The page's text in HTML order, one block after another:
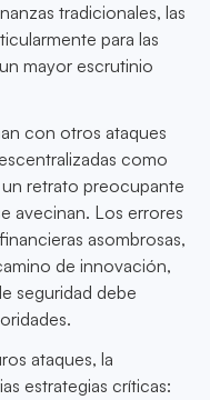
tradicionales, las
para las
mayor escrutinio
con otros ataques
como
retrato preocupante
avecinan. Los errores
asombrosas,
de innovación,
seguridad debe
ataques, la
estrategias críticas: